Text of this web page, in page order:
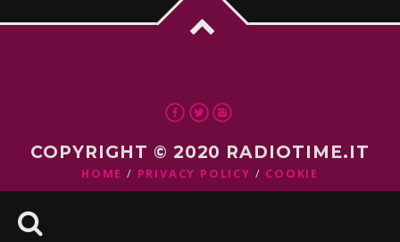
COPYRIGHT © 2020 RADIOTIME.IT
HOME PRIVACY POLICY COOKIE